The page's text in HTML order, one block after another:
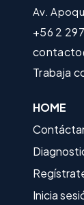
Av.
+56 2
Trabaja
HOME
Inicia